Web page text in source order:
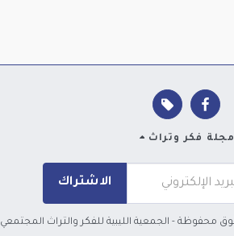
مجلة فكر وتراث
الاشتراك
الجمعية الليبية للفكر والتراث المجتمعي